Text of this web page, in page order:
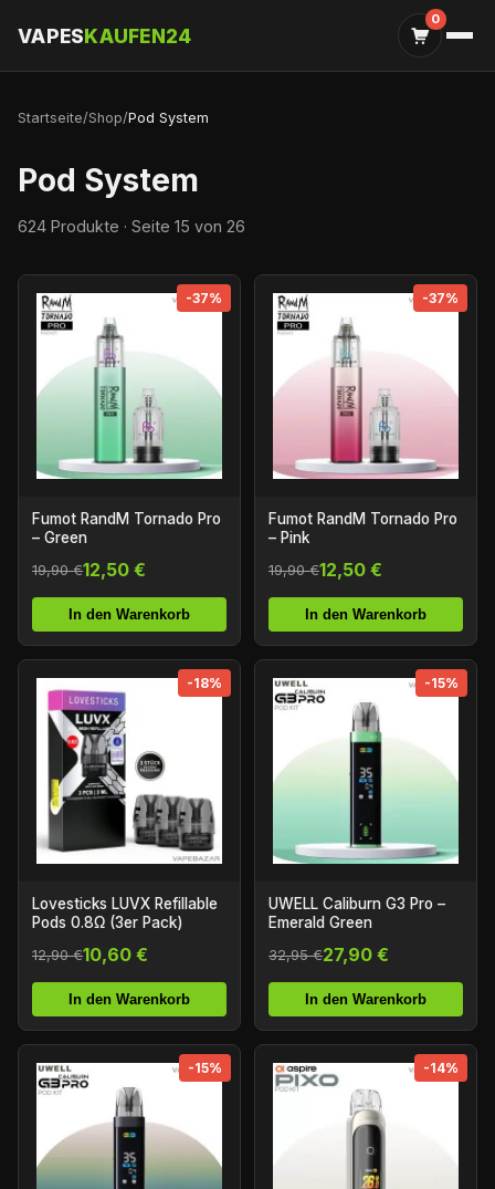
VAPESKAUFEN24
0
Startseite/Shop/Pod System
Pod System
624 Produkte · Seite 15 von 26
-37%
Fumot RandM Tornado Pro
– Green
19,90 €12,50 €
In den Warenkorb
-37%
Fumot RandM Tornado Pro
– Pink
19,90 €12,50 €
In den Warenkorb
-18%
Lovesticks LUVX Refillable
Pods 0.8Ω (3er Pack)
12,90 €10,60 €
In den Warenkorb
-15%
UWELL Caliburn G3 Pro –
Emerald Green
32,95 €27,90 €
In den Warenkorb
-15% -14%